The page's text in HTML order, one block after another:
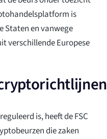
is
Staten en vanwege
verschillende Europese
is, heeft de FSC
die zaken